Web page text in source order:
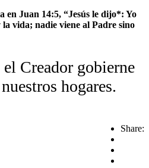
en Juan 14:5, “Jesús le dijo*: Yo
vida; nadie viene al Padre sino
Creador gobierne
hogares.
Share: